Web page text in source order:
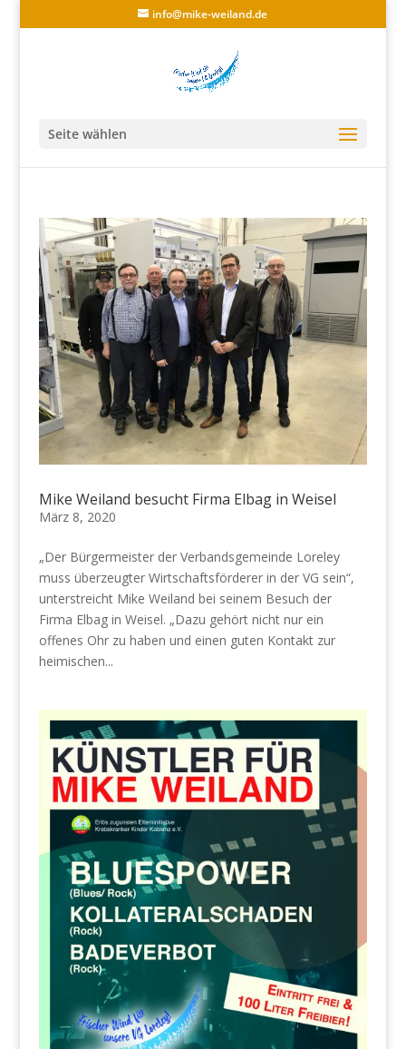
info@mike-weiland.de
Seite wählen
Mike Weiland besucht Firma Elbag in Weisel
März 8, 2020
„Der Bürgermeister der Verbandsgemeinde Loreley
muss überzeugter Wirtschaftsförderer in der VG sein“,
unterstreicht Mike Weiland bei seinem Besuch der
Firma Elbag in Weisel. „Dazu gehört nicht nur ein
offenes Ohr zu haben und einen guten Kontakt zur
heimischen...